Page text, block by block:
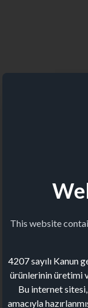
This website
4207 sayılı Kanun
ürünlerinin üretimi
Bu internet
amacıyla